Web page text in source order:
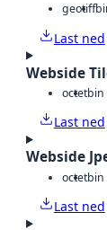
geotiff
Last ned
Webside
octetbin
Last ned
Webside
octetbin
Last ned